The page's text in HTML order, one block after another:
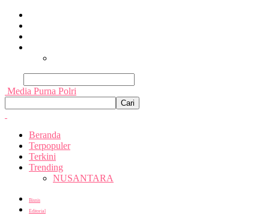
Media Purna Polri
Beranda
Terpopuler
Terkini
Trending
NUSANTARA
Bisnis
Editorial